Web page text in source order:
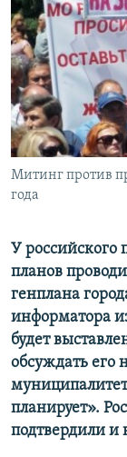
ПОБЕДИТЕЛЕЙ
ELIFBE
УКРАИНСКАЯ
Все сайты
Митинг против
года
У российского
планов
генплана
информатора
будет
обсуждать его
планирует».
подтвердили и